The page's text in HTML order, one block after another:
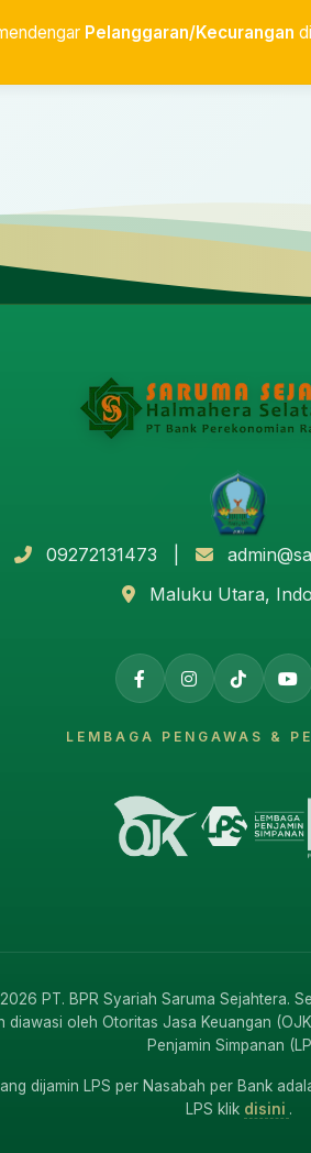
Pelanggaran/Kecurangan
09272131473 |
Maluku Utara,
LEMBAGA PENGAWAS &
PT. BPR Syariah Saruma Sejahtera.
diawasi oleh Otoritas Jasa Keuangan
Penjamin Simpanan
dijamin LPS per Nasabah per Bank
LPS klik disini .